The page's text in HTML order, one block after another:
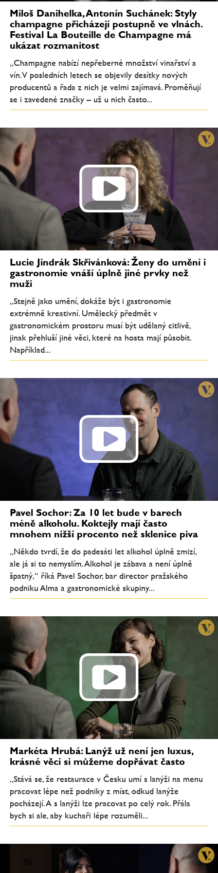
Miloš Danihelka, Antonín Suchánek: Styly
champagne přicházejí postupně ve vlnách.
Festival La Bouteille de Champagne má
ukázat rozmanitost
„Champagne nabízí nepřeberné množství vinařství a
vín. V posledních letech se objevily desítky nových
producentů a řada z nich je velmi zajímavá. Proměňují
se i zavedené značky – už u nich často...
Lucie Jindrák Skřivánková: Ženy do umění i
gastronomie vnáší úplně jiné prvky než
muži
„Stejně jako umění, dokáže být i gastronomie
extrémně kreativní. Umělecký předmět v
gastronomickém prostoru musí být udělaný citlivě,
jinak přehluší jiné věci, které na hosta mají působit.
Například...
Pavel Sochor: Za 10 let bude v barech
méně alkoholu. Koktejly mají často
mnohem nižší procento než sklenice piva
„Někdo tvrdí, že do padesáti let alkohol úplně zmizí,
ale já si to nemyslím. Alkohol je zábava a není úplně
špatný,“ říká Pavel Sochor, bar director pražského
podniku Alma a gastronomické skupiny...
Markéta Hrubá: Lanýž už není jen luxus,
krásné věci si můžeme dopřávat často
„Stává se, že restaurace v Česku umí s lanýži na menu
pracovat lépe než podniky z míst, odkud lanýže
pocházejí. A s lanýži lze pracovat po celý rok. Přála
bych si ale, aby kuchaři lépe rozuměli...